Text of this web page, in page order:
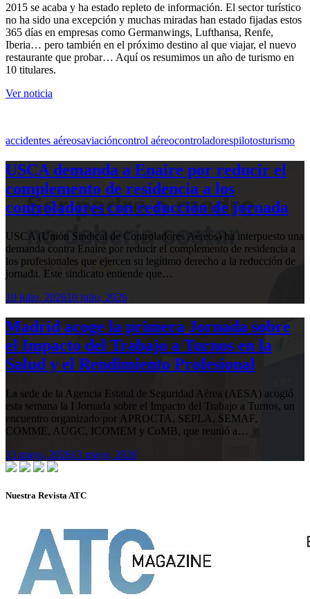
2015 se acaba y ha estado repleto de información. El sector turístico
no ha sido una excepción y muchas miradas han estado fijadas estos
365 días en empresas como Germanwings, Lufthansa, Renfe,
Iberia… pero también en el próximo destino al que viajar, el nuevo
restaurante que probar… Aquí os resumimos un año de turismo en
10 titulares.
Ver noticia
accidentes aéreosaviacióncontrol aéreocontroladorespilotosturismo
USCA demanda a Enaire por reducir el
complemento de residencia a los
controladores con reducción de jornada
USCA (Unión Sindical de Controladores Aéreos) ha interpuesto una
demanda contra Enaire por reducir el complemento de residencia a
los profesionales que ejercen su legítimo derecho a la reducción de
jornada. Este sindicato entiende que…
10 julio, 202610 julio, 2026
Madrid acoge la primera Jornada sobre
el Impacto del Trabajo a Turnos en la
Salud y el Rendimiento Profesional
La sede de la Agencia Estatal de Seguridad Aérea (AESA) acogió
esta semana la I Jornada sobre el Impacto del Trabajo a Turnos, un
encuentro organizado por APROCTA, SEPLA, SEMAF,
COMME, AUGC, ICOMEM y CoMB, que reunió a…
13 mayo, 202613 mayo, 2026
Nuestra Revista ATC